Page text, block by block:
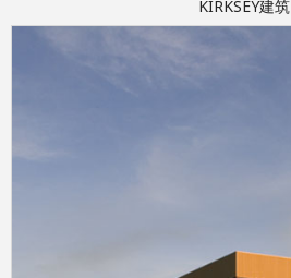
KIRKSEY建筑